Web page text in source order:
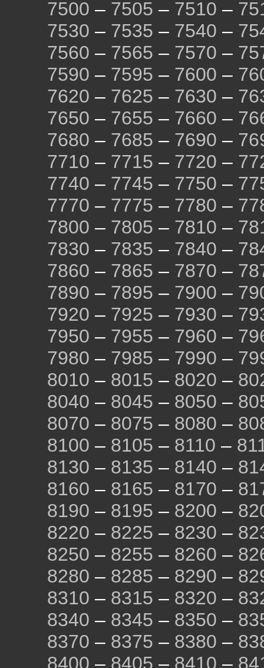
7500 – 7505 – 7510 –
7530 – 7535 – 7540 –
7560 – 7565 – 7570 –
7590 – 7595 – 7600 –
7620 – 7625 – 7630 –
7650 – 7655 – 7660 –
7680 – 7685 – 7690 –
7710 – 7715 – 7720 –
7740 – 7745 – 7750 –
7770 – 7775 – 7780 –
7800 – 7805 – 7810 –
7830 – 7835 – 7840 –
7860 – 7865 – 7870 –
7890 – 7895 – 7900 –
7920 – 7925 – 7930 –
7950 – 7955 – 7960 –
7980 – 7985 – 7990 –
8010 – 8015 – 8020 –
8040 – 8045 – 8050 –
8070 – 8075 – 8080 –
8100 – 8105 – 8110 –
8130 – 8135 – 8140 –
8160 – 8165 – 8170 –
8190 – 8195 – 8200 –
8220 – 8225 – 8230 –
8250 – 8255 – 8260 –
8280 – 8285 – 8290 –
8310 – 8315 – 8320 –
8340 – 8345 – 8350 –
8370 – 8375 – 8380 –
8400 – 8405 – 8410 –